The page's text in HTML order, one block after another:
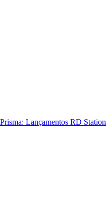
Prisma: Lançamentos RD Station